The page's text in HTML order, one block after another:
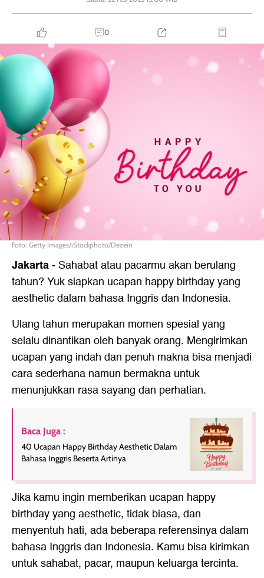
0
Foto: Getty Images/iStockphoto/Dezein
Jakarta- Sahabat atau pacarmu akan berulang
tahun? Yuk siapkan ucapan happy birthday yang
aesthetic dalam bahasa Inggris dan Indonesia.
Ulang tahun merupakan momen spesial yang
selalu dinantikan oleh banyak orang. Mengirimkan
ucapan yang indah dan penuh makna bisa menjadi
cara sederhana namun bermakna untuk
menunjukkan rasa sayang dan perhatian.
Baca Juga :
40 Ucapan Happy Birthday Aesthetic Dalam
Bahasa Inggris Beserta Artinya
Jika kamu ingin memberikan ucapan happy
birthday yang aesthetic, tidak biasa, dan
menyentuh hati, ada beberapa referensinya dalam
bahasa Inggris dan Indonesia. Kamu bisa kirimkan
untuk sahabat, pacar, maupun keluarga tercinta.